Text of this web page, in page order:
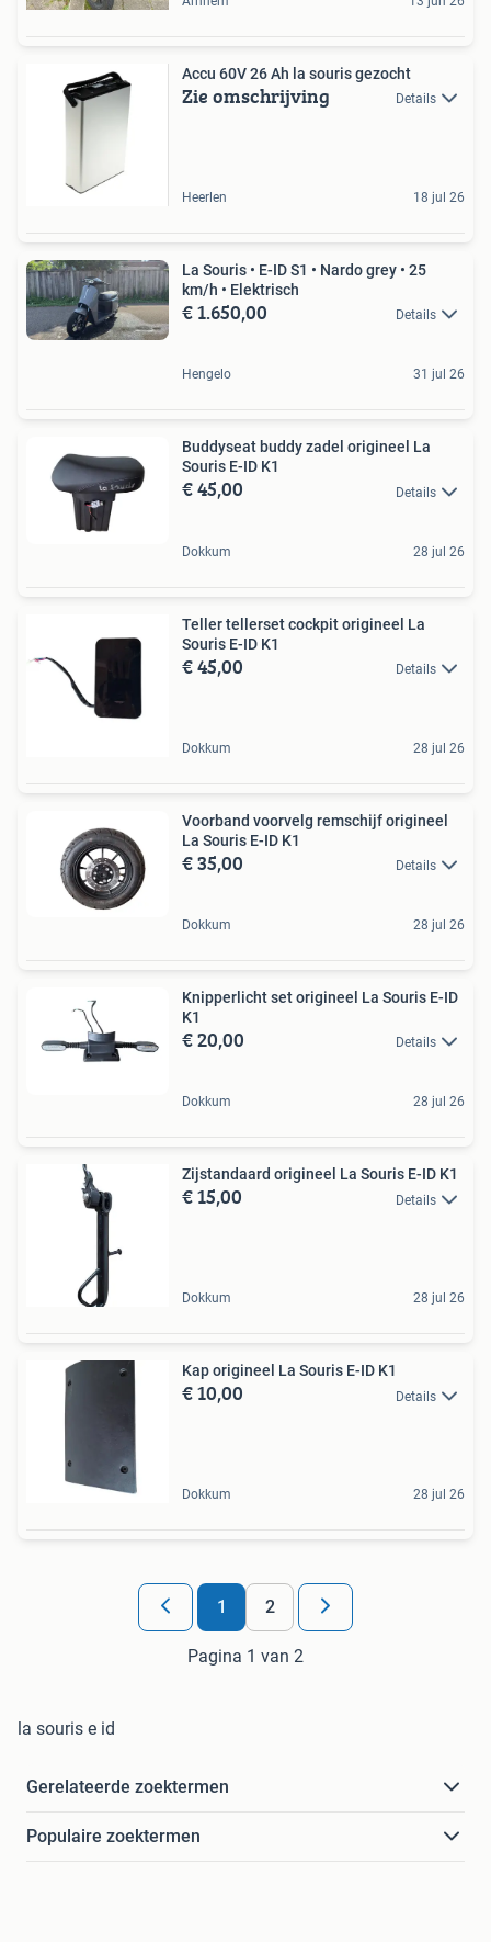
Accu 60V 26 Ah la souris gezocht
Zie omschrijving Details
Heerlen 18 jul 26
La Souris • E-ID S1 • Nardo grey • 25
km/h • Elektrisch
€ 1.650,00 Details
Hengelo 31 jul 26
Buddyseat buddy zadel origineel La
Souris E-ID K1
€ 45,00 Details
Dokkum 28 jul 26
Teller tellerset cockpit origineel La
Souris E-ID K1
€ 45,00 Details
Dokkum 28 jul 26
Voorband voorvelg remschijf origineel
La Souris E-ID K1
€ 35,00 Details
Dokkum 28 jul 26
Knipperlicht set origineel La Souris E-ID
K1
€ 20,00 Details
Dokkum 28 jul 26
Zijstandaard origineel La Souris E-ID K1
€ 15,00 Details
Dokkum 28 jul 26
Kap origineel La Souris E-ID K1
€ 10,00 Details
Dokkum 28 jul 26
1 2
Pagina 1 van 2
la souris e id
Gerelateerde zoektermen
Populaire zoektermen